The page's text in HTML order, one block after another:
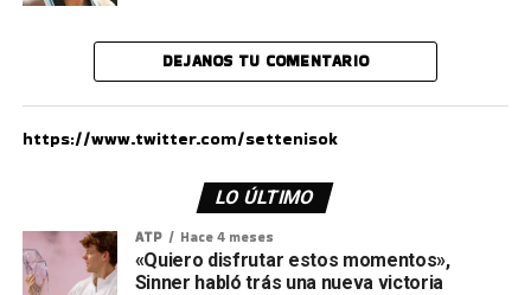
DEJANOS TU COMENTARIO
https://www.twitter.com/settenisok
LO ÚLTIMO
ATP Hace 4 meses
«Quiero disfrutar estos momentos»,
Sinner habló trás una nueva victoria